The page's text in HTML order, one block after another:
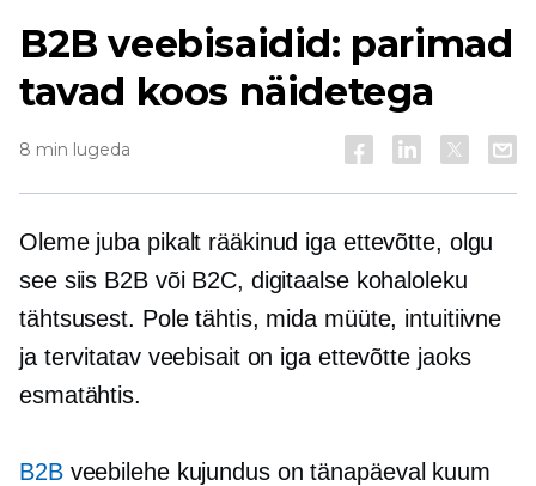
B2B veebisaidid: parimad
tavad koos näidetega
8 min lugeda
Oleme juba pikalt rääkinud iga ettevõtte, olgu
see siis B2B või B2C, digitaalse kohaloleku
tähtsusest. Pole tähtis, mida müüte, intuitiivne
ja tervitatav veebisait on iga ettevõtte jaoks
esmatähtis.
B2Bveebilehe kujundus on tänapäeval kuum